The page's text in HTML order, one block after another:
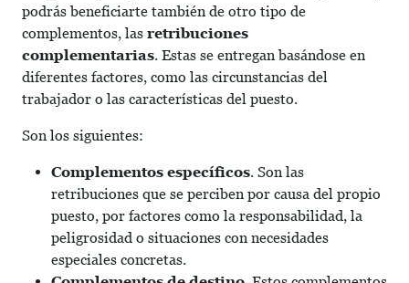
podrás beneficiarte también de otro tipo de
complementos, las retribuciones
complementarias. Estas se entregan basándose en
diferentes factores, como las circunstancias del
trabajador o las características del puesto.
Son los siguientes:
Complementos específicos. Son las
retribuciones que se perciben por causa del propio
puesto, por factores como la responsabilidad, la
peligrosidad o situaciones con necesidades
especiales concretas.